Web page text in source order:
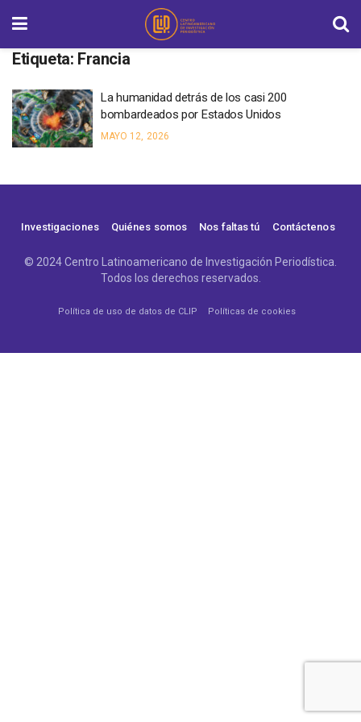
Etiqueta: Francia
La humanidad detrás de los casi 200
bombardeados por Estados Unidos
MAYO 12, 2026
Investigaciones Quiénes somos Nos faltas tú Contáctenos
© 2024 Centro Latinoamericano de Investigación Periodística.
Todos los derechos reservados.
Política de uso de datos de CLIP Políticas de cookies